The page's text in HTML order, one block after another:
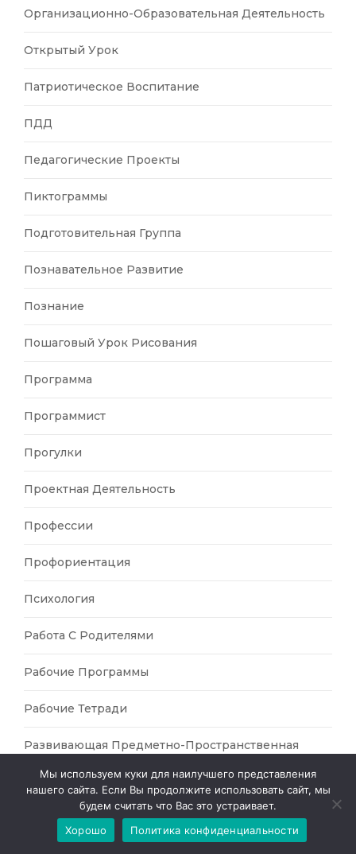
Организационно-Образовательная Деятельность
Открытый Урок
Патриотическое Воспитание
ПДД
Педагогические Проекты
Пиктограммы
Подготовительная Группа
Познавательное Развитие
Познание
Пошаговый Урок Рисования
Программа
Программист
Прогулки
Проектная Деятельность
Профессии
Профориентация
Психология
Работа С Родителями
Рабочие Программы
Рабочие Тетради
Развивающая Предметно-Пространственная
Развивающая Предметно-Пространственная
Среда Кабинета Учителя-Логопеда
Мы используем куки для наилучшего представления
нашего сайта. Если Вы продолжите использовать сайт, мы
будем считать что Вас это устраивает.
Хорошо
Политика конфиденциальности